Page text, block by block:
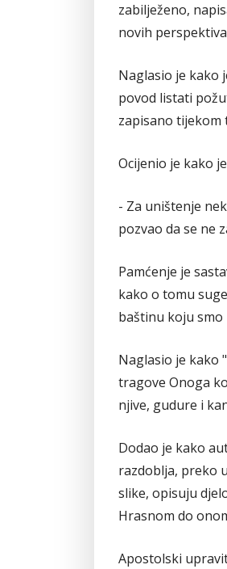
zabilježeno,
novih
Naglasio je kako
povod listati
zapisano tijekom
Ocijenio je kako
- Za uništenje
pozvao da se ne
Pamćenje je
kako o tomu
baštinu koju smo
Naglasio je kako
tragove Onoga
njive, gudure i
Dodao je kako
razdoblja, preko
slike, opisuju
Hrasnom do
Apostolski